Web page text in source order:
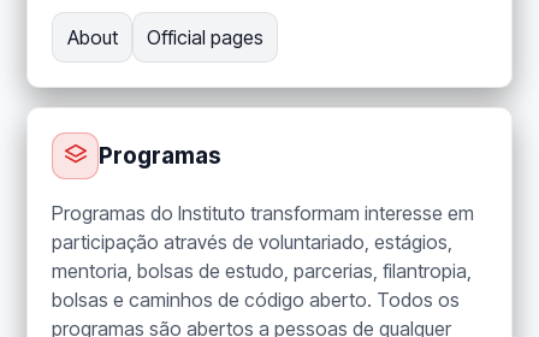
About Official pages
Programas
Programas do Instituto transformam interesse em
participação através de voluntariado, estágios,
mentoria, bolsas de estudo, parcerias, filantropia,
bolsas e caminhos de código aberto. Todos os
programas são abertos a pessoas de qualquer